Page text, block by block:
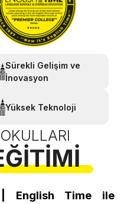
Sürekli Gelişim ve
İnovasyon
Yüksek Teknoloji
English Time ile